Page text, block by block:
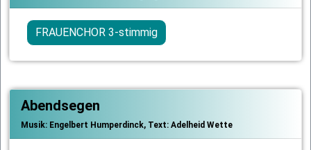
FRAUENCHOR 3-stimmig
Abendsegen
Musik: Engelbert Humperdinck, Text: Adelheid Wette